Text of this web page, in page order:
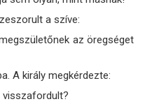
a szíve:
az öregséget
A király megkérdezte:
visszafordult?